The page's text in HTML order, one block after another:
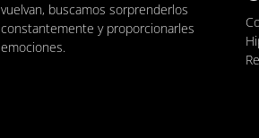
vuelvan, buscamos sorprenderlos
constantemente y proporcionarles
emociones.